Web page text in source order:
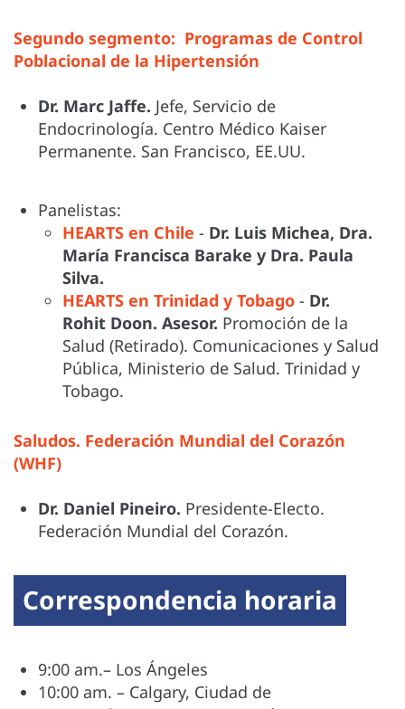
Segundo segmento: Programas de Control
Poblacional de la Hipertensión
Dr. Marc Jaffe. Jefe, Servicio de
Endocrinología. Centro Médico Kaiser
Permanente. San Francisco, EE.UU.
Panelistas:
HEARTS en Chile - Dr. Luis Michea, Dra.
María Francisca Barake y Dra. Paula
Silva.
HEARTS en Trinidad y Tobago - Dr.
Rohit Doon. Asesor. Promoción de la
Salud (Retirado). Comunicaciones y Salud
Pública, Ministerio de Salud. Trinidad y
Tobago.
Saludos. Federación Mundial del Corazón
(WHF)
Dr. Daniel Pineiro. Presidente-Electo.
Federación Mundial del Corazón.
Correspondencia horaria
9:00 am.– Los Ángeles
10:00 am. – Calgary, Ciudad de